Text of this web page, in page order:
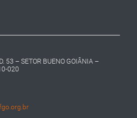
53 – SETOR BUENO GOIÂNIA –
020